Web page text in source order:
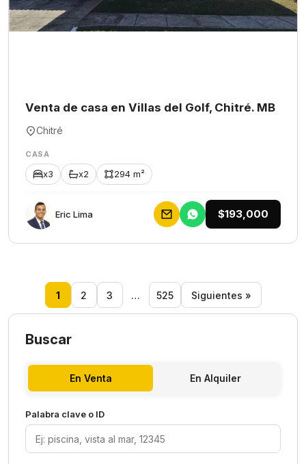
Venta de casa en Villas del Golf, Chitré. MB
Chitré
CASA
x3 x2 294 m²
Eric Lima $193,000
1 2 3 … 525 Siguientes »
Buscar
En Venta En Alquiler
Palabra clave o ID